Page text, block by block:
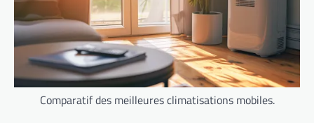
Comparatif des meilleures climatisations mobiles.